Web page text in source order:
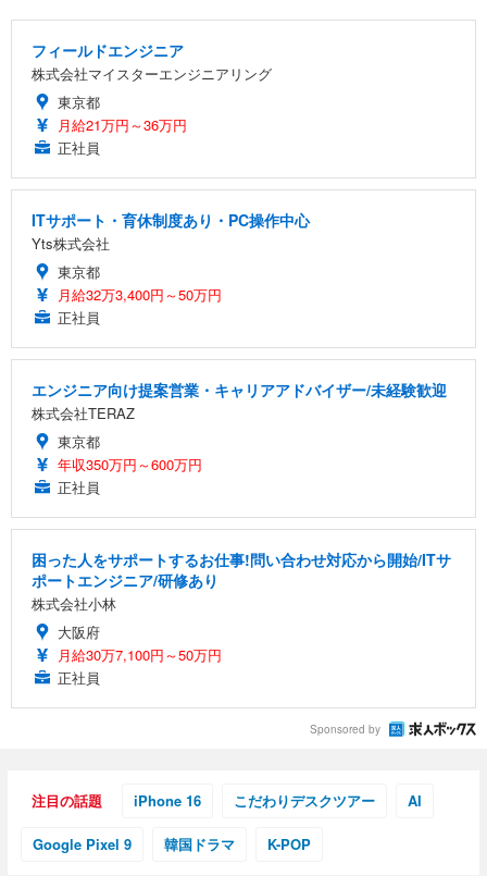
フィールドエンジニア
株式会社マイスターエンジニアリング
東京都
月給21万円～36万円
正社員
ITサポート・育休制度あり・PC操作中心
Yts株式会社
東京都
月給32万3,400円～50万円
正社員
エンジニア向け提案営業・キャリアアドバイザー/未経験歓迎
株式会社TERAZ
東京都
年収350万円～600万円
正社員
困った人をサポートするお仕事!問い合わせ対応から開始/ITサ
ポートエンジニア/研修あり
株式会社小林
大阪府
月給30万7,100円～50万円
正社員
Sponsored by
注目の話題 iPhone 16 こだわりデスクツアー AI
Google Pixel 9 韓国ドラマ K-POP